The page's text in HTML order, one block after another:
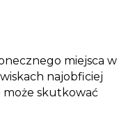
miejsca w
najobficiej
może skutkować